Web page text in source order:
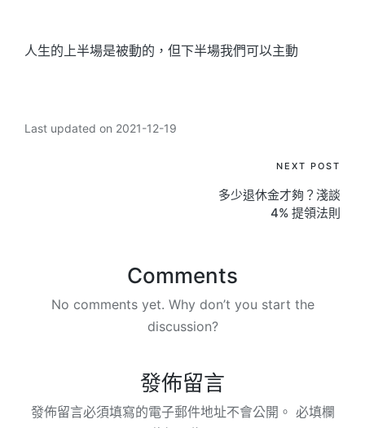
人生的上半場是被動的，但下半場我們可以主動
Last updated on 2021-12-19
NEXT POST
多少退休金才夠？淺談
4% 提領法則
Comments
No comments yet. Why don’t you start the
discussion?
發佈留言
發佈留言必須填寫的電子郵件地址不會公開。 必填欄